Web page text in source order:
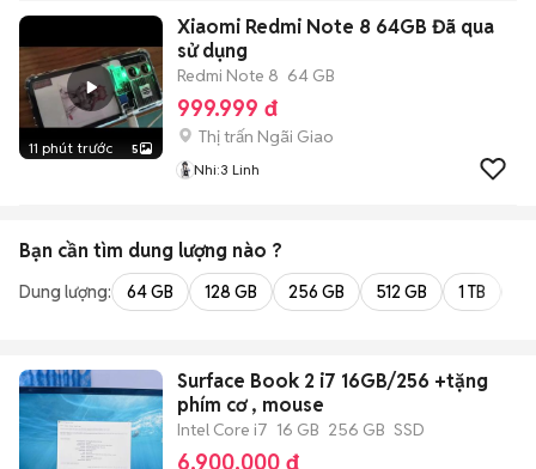
11 phút trước 5
Xiaomi Redmi Note 8 64GB Đã qua
sử dụng
Redmi Note 8 64 GB
999.999 đ
Thị trấn Ngãi Giao
Nhi:3 Linh
Bạn cần tìm dung lượng nào ?
Dung lượng: 64 GB 128 GB 256 GB 512 GB 1 TB
Surface Book 2 i7 16GB/256 +tặng
phím cơ , mouse
Intel Core i7 16 GB 256 GB SSD
6.900.000 đ